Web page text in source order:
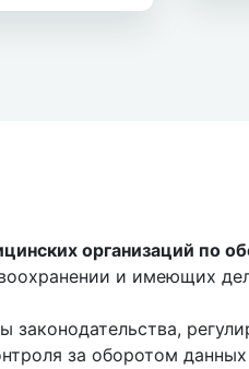
организаций по
и имеющих
законодательства,
за оборотом